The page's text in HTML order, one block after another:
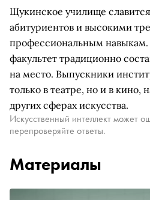
Щукинское училище
абитуриентов и высокими
профессиональным навыкам.
факультет традиционно
на место. Выпускники
только в театре, но и в кино,
других сферах искусства.
Искусственный интеллект может
перепроверяйте ответы.
Материалы